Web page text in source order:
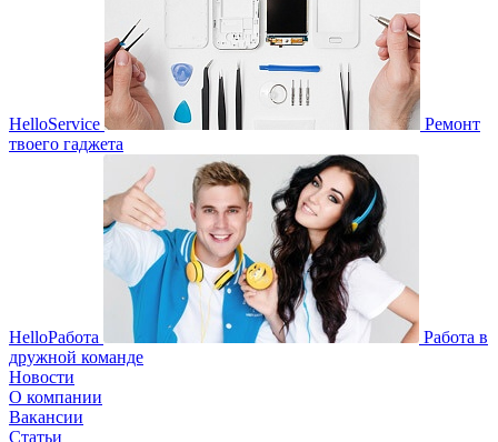
HelloService
Ремонт
твоего гаджета
HelloРабота
Работа в
дружной команде
Новости
О компании
Вакансии
Статьи